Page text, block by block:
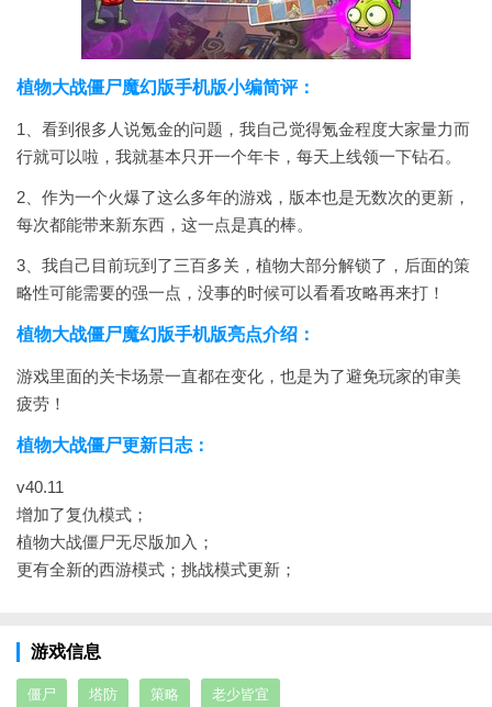
植物大战僵尸魔幻版手机版小编简评：
1、看到很多人说氪金的问题，我自己觉得氪金程度大家量力而
行就可以啦，我就基本只开一个年卡，每天上线领一下钻石。
2、作为一个火爆了这么多年的游戏，版本也是无数次的更新，
每次都能带来新东西，这一点是真的棒。
3、我自己目前玩到了三百多关，植物大部分解锁了，后面的策
略性可能需要的强一点，没事的时候可以看看攻略再来打！
植物大战僵尸魔幻版手机版亮点介绍：
游戏里面的关卡场景一直都在变化，也是为了避免玩家的审美
疲劳！
植物大战僵尸更新日志：
v40.11
增加了复仇模式；
植物大战僵尸无尽版加入；
更有全新的西游模式； 挑战模式更新；
游戏信息
僵尸 塔防 策略 老少皆宜